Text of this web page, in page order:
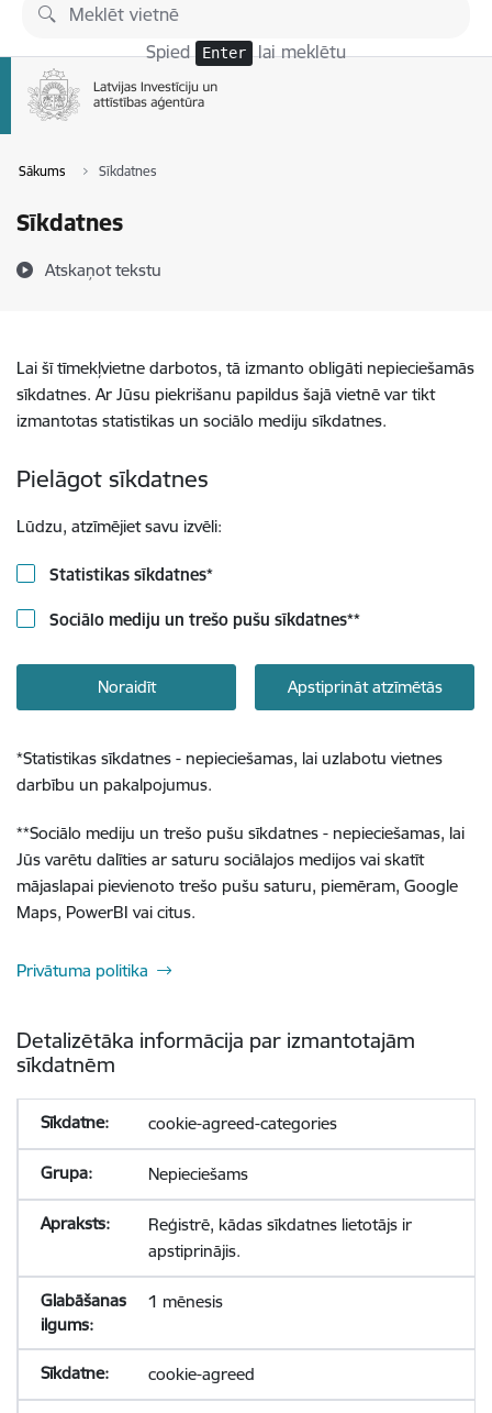
Pāriet uz lapas saturu
Spied Enter lai meklētu
Sākums Sīkdatnes
Sīkdatnes
Atskaņot tekstu
Lai šī tīmekļvietne darbotos, tā izmanto obligāti nepieciešamās
sīkdatnes. Ar Jūsu piekrišanu papildus šajā vietnē var tikt
izmantotas statistikas un sociālo mediju sīkdatnes.
Pielāgot sīkdatnes
Lūdzu, atzīmējiet savu izvēli:
Statistikas sīkdatnes*
Sociālo mediju un trešo pušu sīkdatnes**
Noraidīt Apstiprināt atzīmētās
*Statistikas sīkdatnes - nepieciešamas, lai uzlabotu vietnes
darbību un pakalpojumus.
**Sociālo mediju un trešo pušu sīkdatnes - nepieciešamas, lai
Jūs varētu dalīties ar saturu sociālajos medijos vai skatīt
mājaslapai pievienoto trešo pušu saturu, piemēram, Google
Maps, PowerBI vai citus.
Privātuma politika
Detalizētāka informācija par izmantotajām
sīkdatnēm
cookie-agreed-categories
Nepieciešams
Reģistrē, kādas sīkdatnes lietotājs ir
apstiprinājis.
1 mēnesis
cookie-agreed